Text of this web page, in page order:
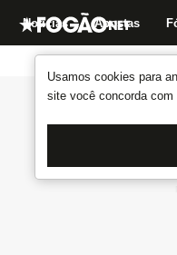
Usamos cookies para
site você concorda com
Notícias Apostas